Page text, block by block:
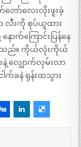
တော်လေးလိုးဖူးခဲ့
လီးကို စုပ်ယူထား
က်ကြောင်းပြန်နေ
နေသည်။ ကိုယ်လုံးကိုယ်
နဲ့ လျှောက်လှမ်းလာ
ါက်ခနဲ ရုန်းထသွား